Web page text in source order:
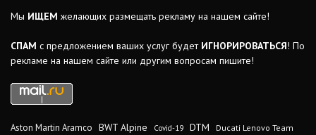
Мы ИЩЕМ желающих размещать рекламу на нашем сайте!
СПАМ с предложением ваших услуг будет ИГНОРИРОВАТЬСЯ! По
рекламе на нашем сайте или другим вопросам пишите!
Aston Martin Aramco BWT Alpine Covid-19 DTM Ducati Lenovo Team